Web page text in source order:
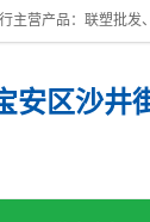
安区沙井